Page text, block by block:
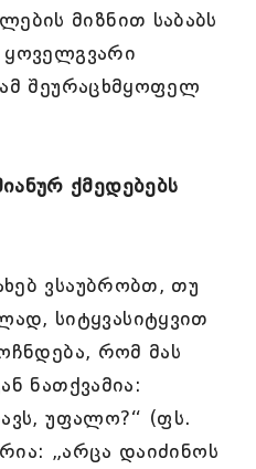
მიზნით საბაბს
შეურაცხმყოფელ
ქმედებებს
ვსაუბრობთ, თუ
სიტყვასიტყვით
რომ მას
ნათქვამია:
უფალო?“ (ფს.
„არცა დაიძინოს